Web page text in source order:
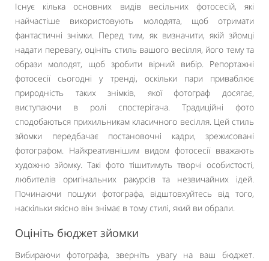
Існує кілька основних видів весільних фотосесій, які
найчастіше використовують молодята, щоб отримати
фантастичні знімки. Перед тим, як визначити, якій зйомці
надати перевагу, оцініть стиль вашого весілля, його тему та
образи молодят, щоб зробити вірний вибір. Репортажні
фотосесії сьогодні у тренді, оскільки пари приваблює
природність таких знімків, якої фотограф досягає,
виступаючи в ролі спостерігача. Традиційні фото
сподобаються прихильникам класичного весілля. Цей стиль
зйомки передбачає постановочні кадри, зрежисовані
фотографом. Найкреативнішим видом фотосесії вважають
художню зйомку. Такі фото тішитимуть творчі особистості,
любителів оригінальних ракурсів та незвичайних ідей.
Починаючи пошуки фотографа, відштовхуйтесь від того,
наскільки якісно він знімає в тому стилі, який ви обрали.
Оцініть бюджет зйомки
Вибираючи фотографа, зверніть увагу на ваш бюджет.